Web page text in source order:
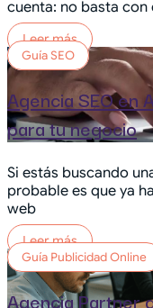
cuenta: no basta con
Leer más
Guía SEO
Agencia SEO en
para tu negocio
Si estás buscando
probable es que ya
web
Leer más
Guía Publicidad Online
Agencia Partner